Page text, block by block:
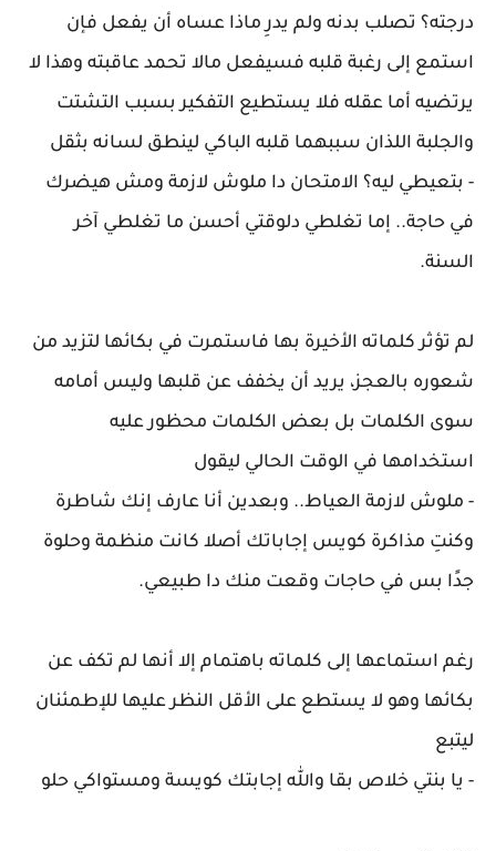
درجته؟ تصلب بدنه ولم يدرِ ماذا عساه أن يفعل فإن
استمع إلى رغبة قلبه فسيفعل مالا تحمد عاقبته وهذا لا
يرتضيه أما عقله فلا يستطيع التفكير بسبب التشتت
والجلبة اللذان سببهما قلبه الباكي لينطق لسانه بثقل
- بتعيطي ليه؟ الامتحان دا ملوش لازمة ومش هيضرك
في حاجة.. إما تغلطي دلوقتي أحسن ما تغلطي آخر
السنة.
لم تؤثر كلماته الأخيرة بها فاستمرت في بكائها لتزيد من
شعوره بالعجز، يريد أن يخفف عن قلبها وليس أمامه
سوى الكلمات بل بعض الكلمات محظور عليه
استخدامها في الوقت الحالي ليقول
- ملوش لازمة العياط.. وبعدين أنا عارف إنك شاطرة
وكنتِ مذاكرة كويس إجاباتك أصلا كانت منظمة وحلوة
جدًا بس في حاجات وقعت منك دا طبيعي.
رغم استماعها إلى كلماته باهتمام إلا أنها لم تكف عن
بكائها وهو لا يستطع على الأقل النظر عليها للإطمئنان
ليتبع
- يا بنتي خلاص بقا والله إجابتك كويسة ومستواكي حلو